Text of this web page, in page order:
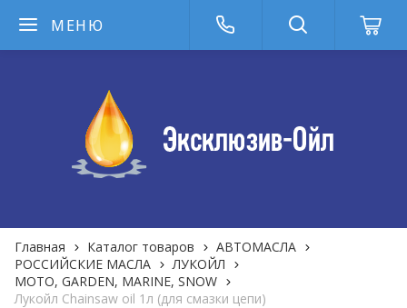
МЕНЮ
Главная Каталог товаров
АВТОМАСЛА
РОССИЙСКИЕ МАСЛА
ЛУКОЙЛ
MOTO, GARDEN, MARINE, SNOW
Лукойл Сhainsaw oil 1л (для смазки цепи)